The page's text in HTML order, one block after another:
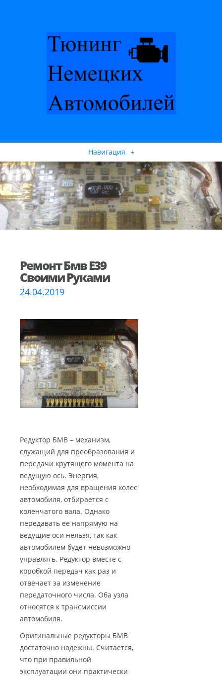
Навигация +
Ремонт Бмв Е39
Своими Руками
24.04.2019
Редуктор БМВ – механизм,
служащий для преобразования и
передачи крутящего момента на
ведущую ось. Энергия,
необходимая для вращения колес
автомобиля, отбирается с
коленчатого вала. Однако
передавать ее напрямую на
ведущие оси нельзя, так как
автомобилем будет невозможно
управлять. Редуктор вместе с
коробкой передач как раз и
отвечает за изменение
передаточного числа. Оба узла
относятся к трансмиссии
автомобиля.
Оригинальные редукторы БМВ
достаточно надежны. Считается,
что при правильной
эксплуатации они практически